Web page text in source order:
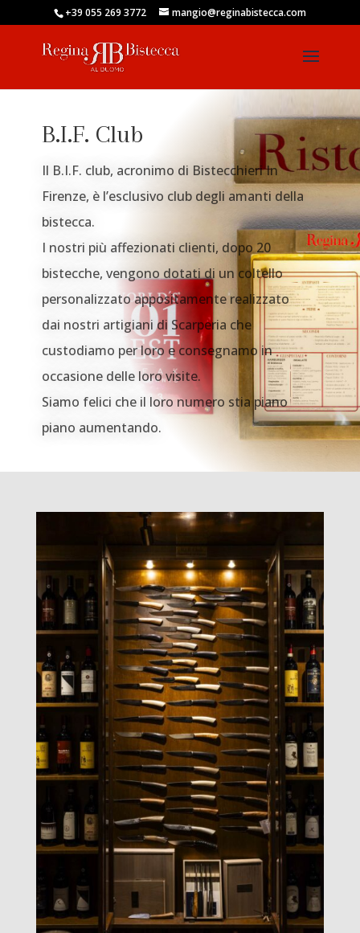
+39 055 269 3772 mangio@reginabistecca.com
B.I.F. Club
Il B.I.F. club, acronimo di Bistecchieri In
Firenze, è l’esclusivo club degli amanti della
bistecca.
I nostri più affezionati clienti, dopo 20
bistecche, vengono dotati di un coltello
personalizzato appositamente realizzato
dai nostri artigiani di Scarperia che
custodiamo per loro e consegnamo in
occasione delle loro visite.
Siamo felici che il loro numero stia piano
piano aumentando.